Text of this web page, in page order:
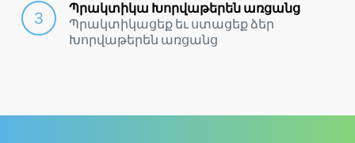
Պրակտիկա Խորվաթերեն առցանց
Պրակտիկացեք եւ ստացեք ձեր
Խորվաթերեն առցանց